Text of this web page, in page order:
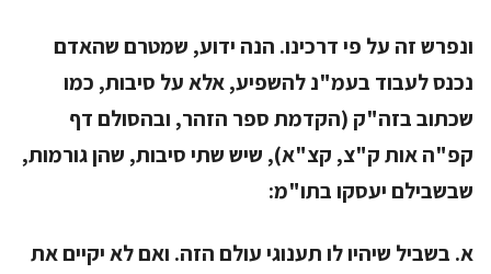
ונפרש זה על פי דרכינו. הנה ידוע, שמטרם שהאדם
נכנס לעבוד בעמ"נ להשפיע, אלא על סיבות, כמו
שכתוב בזה"ק (הקדמת ספר הזהר, ובהסולם דף
קפ"ה אות ק"צ, קצ"א), שיש שתי סיבות, שהן גורמות,
שבשבילם יעסקו בתו"מ:
א. בשביל שיהיו לו תענוגי עולם הזה. ואם לא יקיים את